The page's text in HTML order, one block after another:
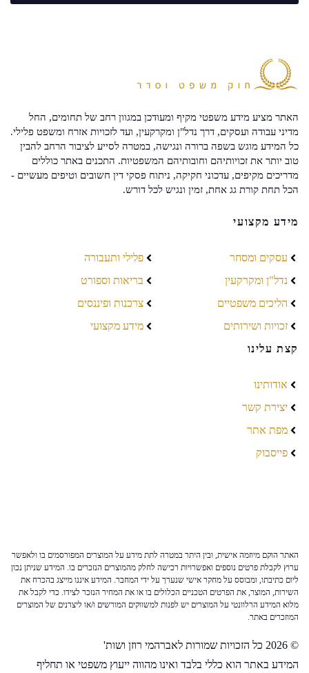
האתר מציע מידע משפטי מקיף ומעודכן במגוון רחב של תחומים, החל
מדיני עבודה ועסקים, דרך נדל"ן ומקרקעין, ועד לזכויות אזרח ומשפט פלילי.
כל המידע מוגש בשפה ברורה ונגישה, במטרה לסייע לציבור הרחב להבין
טוב יותר את זכויותיהם וחובותיהם המשפטיות. התכנים באתר כוללים
מדריכים מקיפים, עדכוני חקיקה, ניתוח פסקי דין חשובים וטיפים מעשיים -
הכל תחת קורת גג אחת, זמין ונגיש לכל דורש.
מידע מקצועי
עסקים ומסחר
נדל"ן ומקרקעין
הליכים משפטיים
זכויות ושירותים
פלילי ותעבורה
בריאות וספורט
צרכנות ופיננסים
מידע מקצועי
קצת עלינו
אודותינו
יצירת קשר
מפת אתר
פייסבוק
האתר הוקם מיוזמה אישית, ובין היתר במטרה לתת מידע על המוצרים המפורסמים בו ולאפשר
ערוץ לקבלת פרטים נוספים ואפשרויות רכישה לחלק מהמוצרים הנזכרים בו. המידע שניתן נכון
ליום כתיבתו, ומבוסס על מחקר אישי שנערך על ידי המחבר. המידע איננו מייצג בהכרח את
השירות, המוצר, את הפרטים הטכניים הכלולים בו או את המחיר הנזכר לצידו. כדי לקבל את
מלוא המידע הרלוונטי על המוצרים יש לפנות למשווקים המורשים ו/או ליצרנים של המוצרים
המוזכרים באתר.
© 2026 כל הזכויות שמורות לאברהמי רוזן ושות'
המידע באתר הוא כללי בלבד ואינו מהווה ייעוץ משפטי או תחליף